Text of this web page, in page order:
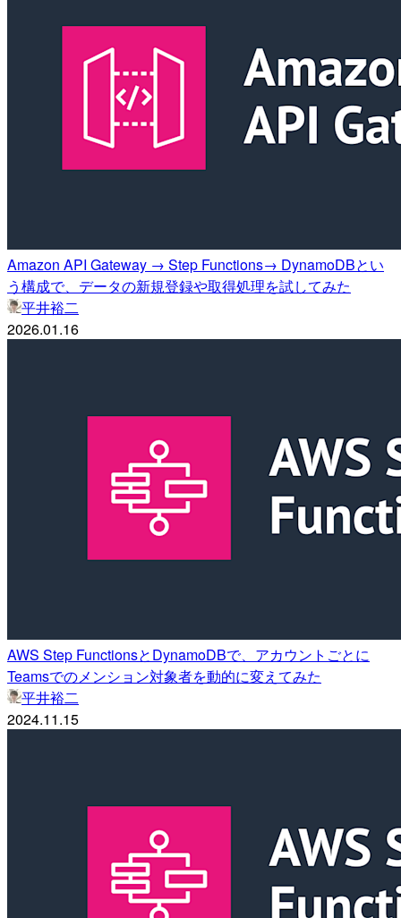
Amazon API Gateway → Step Functions→ DynamoDBとい
う構成で、データの新規登録や取得処理を試してみた
平井裕二
2026.01.16
AWS Step FunctionsとDynamoDBで、アカウントごとに
Teamsでのメンション対象者を動的に変えてみた
平井裕二
2024.11.15